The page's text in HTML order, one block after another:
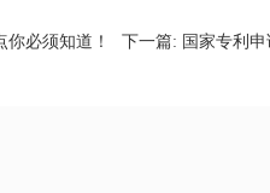
必须知道！ 下一篇: 国家专利